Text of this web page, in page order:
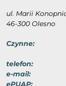
ul. Marii
46-300 Olesno
Czynne:
telefon:
e-mail:
ePUAP: